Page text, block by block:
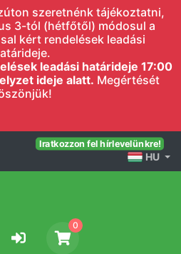
szeretnénk tájékoztatni,
3-tól (hétfőtől) módosul a
kért rendelések leadási
leadási határideje 17:00
ideje alatt. Megértését
Iratkozzon fel hírlevelünkre!
HU
0